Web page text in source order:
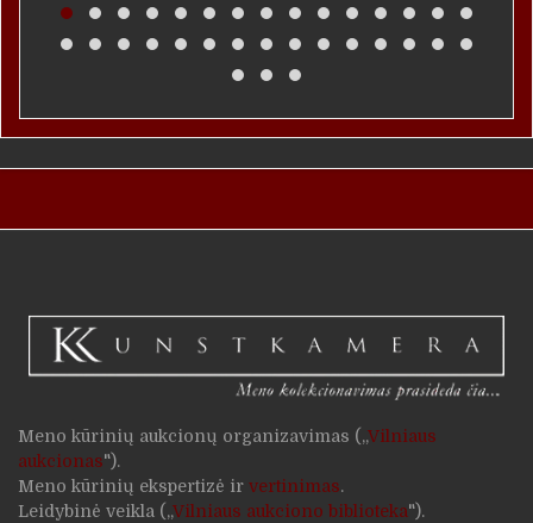
Meno kūrinių aukcionų organizavimas („Vilniaus
aukcionas").
Meno kūrinių ekspertizė ir vertinimas.
Leidybinė veikla („Vilniaus aukciono biblioteka").